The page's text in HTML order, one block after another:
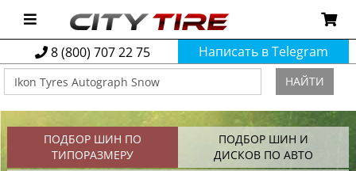
8 (800) 707 22 75 Написать в Telegram
НАЙТИ
ПОДБОР ШИН ПО
ТИПОРАЗМЕРУ
ПОДБОР ШИН И
ДИСКОВ ПО АВТО